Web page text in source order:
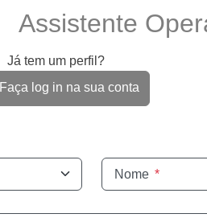
Assistente
Já tem um perfil?
Faça log in na sua conta
Nome *